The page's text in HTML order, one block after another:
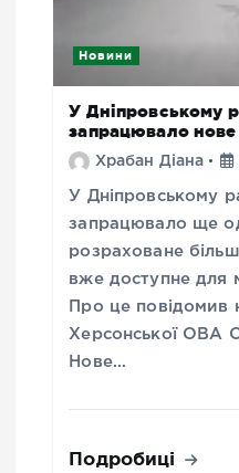
Новини
У Дніпровському
запрацювало
Храбан Діана
У Дніпровському
запрацювало ще
розраховане
вже доступне для
Про це повідомив
Херсонської ОВА
Нове…
Подробиці